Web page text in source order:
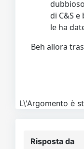
di C&S
le ha
Beh allora
L\'Argomento è
Risposta da